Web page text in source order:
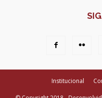
Institucional